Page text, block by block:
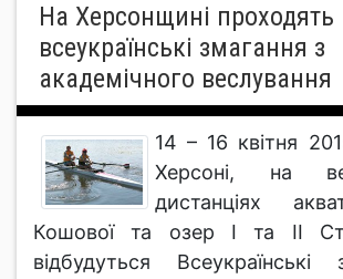
На Херсонщині проходять
всеукраїнські змагання з
академічного веслування
14 – 16 квітня
Херсоні, на
дистанціях
Кошової та озер І та ІІ
відбудуться